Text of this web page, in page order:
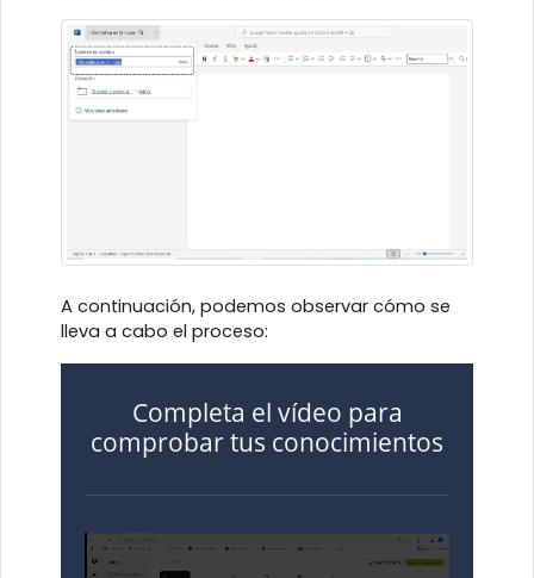
A continuación, podemos observar cómo se
lleva a cabo el proceso:
Completa el vídeo para
comprobar tus conocimientos